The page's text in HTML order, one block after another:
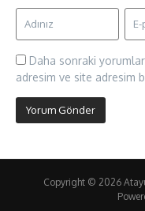
Daha sonraki
adresim ve site adresim
Copyright © 2026